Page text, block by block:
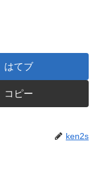
はてブ
コピー
ken2s